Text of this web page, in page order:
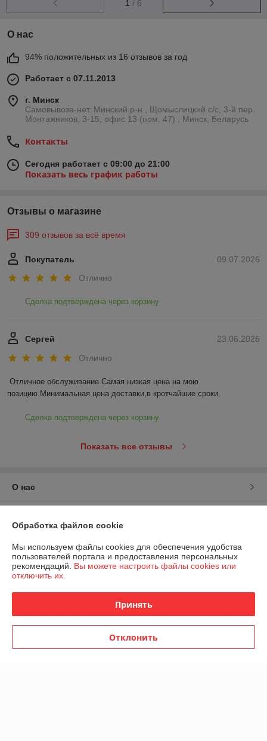
1 / 6
О нас
94% положительных из 16 отзывов за год
Работает с 07.11.2013
г. Минск
Самовывоза-нет. Минский р-н , Щомыслицкий с/с, 3-й пер.
Монтажников, 3-15, офис 13 (пом. 47) , Минск, Беларусь
Контакты
Сегодня работает с 09:00 до 21:00
Показать весь график работы
Отзывы о магазине
309 отзывов за всё время
09.07.2026
Покупатель
Отлично
Сделка подтверждена через корзину
23.06.2026
Сергей
Отлично
Отличное обслуживание.Самая низкая цена на мою
позицию.Минимальная цена доставки,в кротчайшие сроки.
Сделка подтверждена через корзину
Показать все отзывы
О нас
Доставка и оплата
График работы
Политика обработки cookies
Обработка файлов cookie
Мы используем файлы cookies для обеспечения удобства
пользователей портала и предоставления персональных
рекомендаций. Вы можете настроить файлы cookies или
отключить их.
Принять
Отклонить